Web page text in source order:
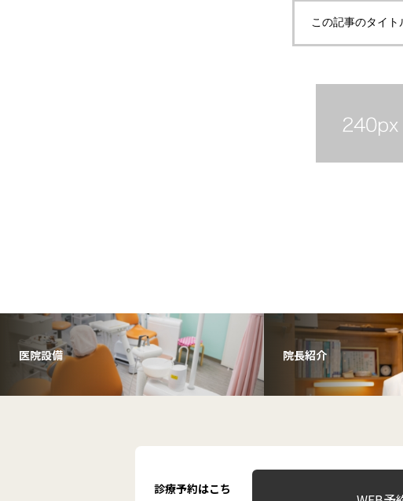
この記事のタイ
医院設備 院長紹介
診療予約はこち